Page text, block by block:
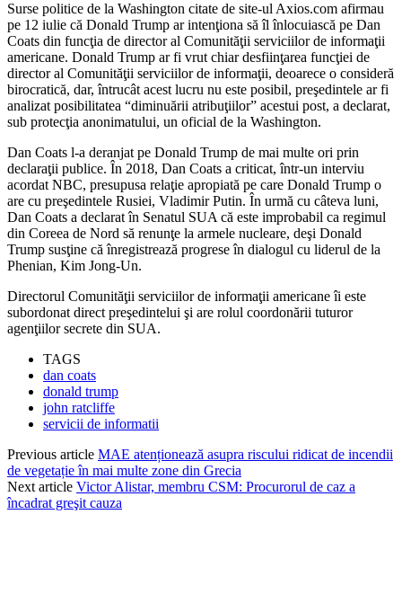
Surse politice de la Washington citate de site-ul Axios.com afirmau
pe 12 iulie că Donald Trump ar intenţiona să îl înlocuiască pe Dan
Coats din funcţia de director al Comunităţii serviciilor de informaţii
americane. Donald Trump ar fi vrut chiar desfiinţarea funcţiei de
director al Comunităţii serviciilor de informaţii, deoarece o consideră
birocratică, dar, întrucât acest lucru nu este posibil, preşedintele ar fi
analizat posibilitatea “diminuării atribuţiilor” acestui post, a declarat,
sub protecţia anonimatului, un oficial de la Washington.
Dan Coats l-a deranjat pe Donald Trump de mai multe ori prin
declaraţii publice. În 2018, Dan Coats a criticat, într-un interviu
acordat NBC, presupusa relaţie apropiată pe care Donald Trump o
are cu preşedintele Rusiei, Vladimir Putin. În urmă cu câteva luni,
Dan Coats a declarat în Senatul SUA că este improbabil ca regimul
din Coreea de Nord să renunţe la armele nucleare, deşi Donald
Trump susţine că înregistrează progrese în dialogul cu liderul de la
Phenian, Kim Jong-Un.
Directorul Comunităţii serviciilor de informaţii americane îi este
subordonat direct preşedintelui şi are rolul coordonării tuturor
agenţiilor secrete din SUA.
TAGS
dan coats
donald trump
john ratcliffe
servicii de informatii
Previous article MAE atenționează asupra riscului ridicat de incendii
de vegetație în mai multe zone din Grecia
Next article Victor Alistar, membru CSM: Procurorul de caz a
încadrat greşit cauza